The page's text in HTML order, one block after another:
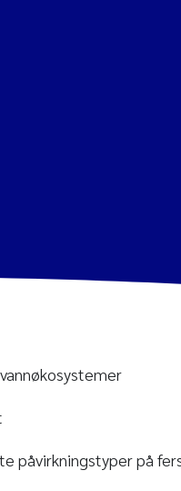
påvirkningstyper på